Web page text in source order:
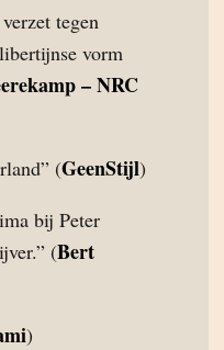
tegen
vorm
– NRC
(GeenStijl)
bij Peter
(Bert
)